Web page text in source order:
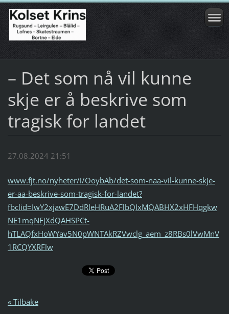
– Det som nå vil kunne
skje er å beskrive som
tragisk for landet
27.08.2024 21:51
www.fjt.no/nyheter/i/OoybAb/det-som-naa-vil-kunne-skje-
er-aa-beskrive-som-tragisk-for-landet?
fbclid=IwY2xjawE7DdRleHRuA2FlbQIxMQABHX2xHFHqgkw
NE1mqNFjXdQAHSPCt-
hTLAQfxHoWYav5N0pWNTAkRZVwclg_aem_z8RBs0lVwMnV
1RCQYXRFlw
« Tilbake